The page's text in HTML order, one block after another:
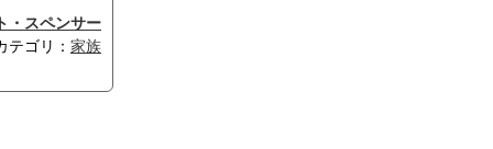
・スペンサー
テゴリ： 家族